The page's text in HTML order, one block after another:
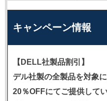
キャンペーン情報
【DELL社製品割引】
デル社製の全製品を対象
20％OFFにてご提供してい